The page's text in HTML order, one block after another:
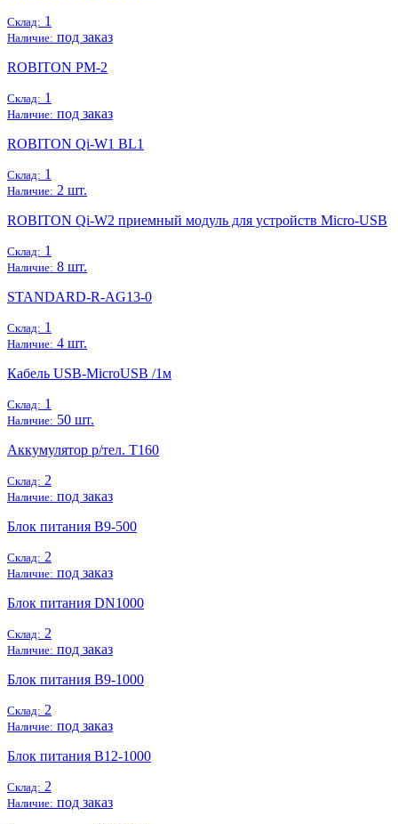
Склад: 1
Наличие: под заказ
ROBITON PM-2
Склад: 1
Наличие: под заказ
ROBITON Qi-W1 BL1
Склад: 1
Наличие: 2 шт.
ROBITON Qi-W2 приемный модуль для устройств Micro-USB
Склад: 1
Наличие: 8 шт.
STANDARD-R-AG13-0
Склад: 1
Наличие: 4 шт.
Кабель USB-MicroUSB /1м
Склад: 1
Наличие: 50 шт.
Аккумулятор р/тел. Т160
Склад: 2
Наличие: под заказ
Блок питания B9-500
Склад: 2
Наличие: под заказ
Блок питания DN1000
Склад: 2
Наличие: под заказ
Блок питания B9-1000
Склад: 2
Наличие: под заказ
Блок питания B12-1000
Склад: 2
Наличие: под заказ